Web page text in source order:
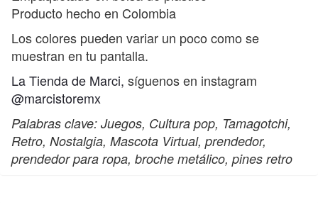
Producto hecho en Colombia
Los colores pueden variar un poco como se
muestran en tu pantalla.
La Tienda de Marci, síguenos en instagram
@marcistoremx
Palabras clave: Juegos, Cultura pop, Tamagotchi,
Retro, Nostalgia, Mascota Virtual, prendedor,
prendedor para ropa, broche metálico, pines retro